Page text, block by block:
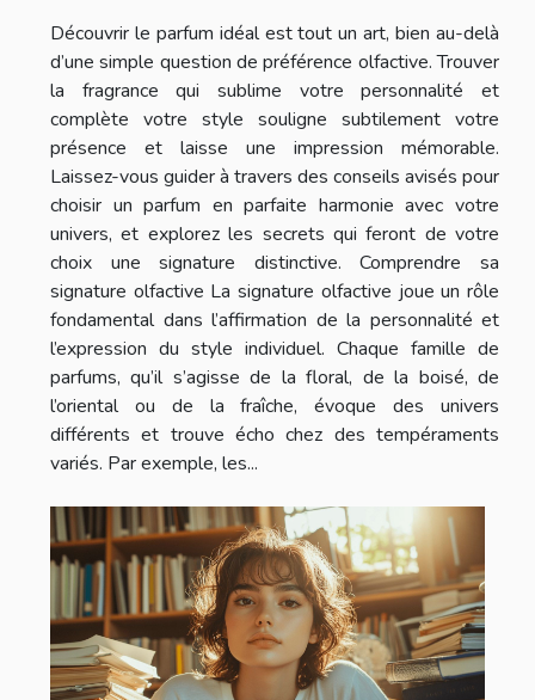
Découvrir le parfum idéal est tout un art, bien au-delà
d’une simple question de préférence olfactive. Trouver
la fragrance qui sublime votre personnalité et
complète votre style souligne subtilement votre
présence et laisse une impression mémorable.
Laissez-vous guider à travers des conseils avisés pour
choisir un parfum en parfaite harmonie avec votre
univers, et explorez les secrets qui feront de votre
choix une signature distinctive. Comprendre sa
signature olfactive La signature olfactive joue un rôle
fondamental dans l’affirmation de la personnalité et
l’expression du style individuel. Chaque famille de
parfums, qu’il s’agisse de la floral, de la boisé, de
l’oriental ou de la fraîche, évoque des univers
différents et trouve écho chez des tempéraments
variés. Par exemple, les...